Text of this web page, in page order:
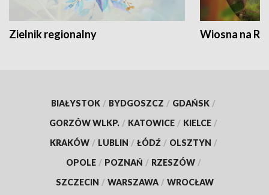
Zielnik regionalny Wiosna na
BIAŁYSTOK / BYDGOSZCZ / GDAŃSK /
GORZÓW WLKP. / KATOWICE / KIELCE /
KRAKÓW / LUBLIN / ŁÓDŹ / OLSZTYN /
OPOLE / POZNAŃ / RZESZÓW /
SZCZECIN / WARSZAWA / WROCŁAW